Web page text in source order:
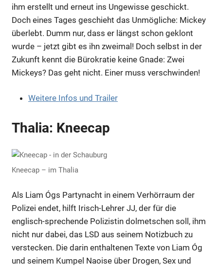
ihm erstellt und erneut ins Ungewisse geschickt.
Doch eines Tages geschieht das Unmögliche: Mickey
überlebt. Dumm nur, dass er längst schon geklont
wurde – jetzt gibt es ihn zweimal! Doch selbst in der
Zukunft kennt die Bürokratie keine Gnade: Zwei
Mickeys? Das geht nicht. Einer muss verschwinden!
Weitere Infos und Trailer
Thalia: Kneecap
Kneecap – im Thalia
Als Liam Ógs Partynacht in einem Verhörraum der
Polizei endet, hilft Irisch-Lehrer JJ, der für die
englisch-sprechende Polizistin dolmetschen soll, ihm
nicht nur dabei, das LSD aus seinem Notizbuch zu
verstecken. Die darin enthaltenen Texte von Liam Óg
und seinem Kumpel Naoise über Drogen, Sex und